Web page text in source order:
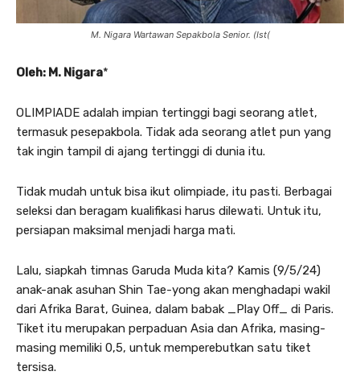
M. Nigara Wartawan Sepakbola Senior. (Ist(
Oleh: M. Nigara*
OLIMPIADE adalah impian tertinggi bagi seorang atlet,
termasuk pesepakbola. Tidak ada seorang atlet pun yang
tak ingin tampil di ajang tertinggi di dunia itu.
Tidak mudah untuk bisa ikut olimpiade, itu pasti. Berbagai
seleksi dan beragam kualifikasi harus dilewati. Untuk itu,
persiapan maksimal menjadi harga mati.
Lalu, siapkah timnas Garuda Muda kita? Kamis (9/5/24)
anak-anak asuhan Shin Tae-yong akan menghadapi wakil
dari Afrika Barat, Guinea, dalam babak _Play Off_ di Paris.
Tiket itu merupakan perpaduan Asia dan Afrika, masing-
masing memiliki 0,5, untuk memperebutkan satu tiket
tersisa.